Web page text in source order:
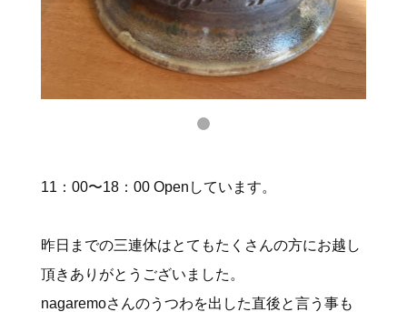
11：00〜18：00 Openしています。
昨日までの三連休はとてもたくさんの方にお越し
頂きありがとうございました。
nagaremoさんのうつわを出した直後と言う事も